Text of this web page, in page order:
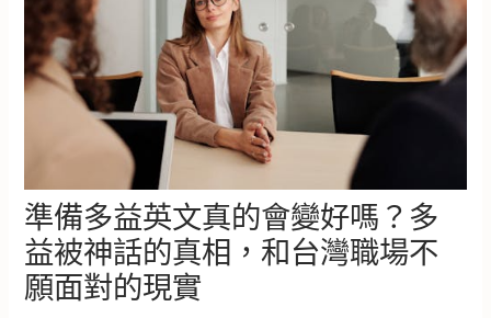
準備多益英文真的會變好嗎？多
益被神話的真相，和台灣職場不
願面對的現實